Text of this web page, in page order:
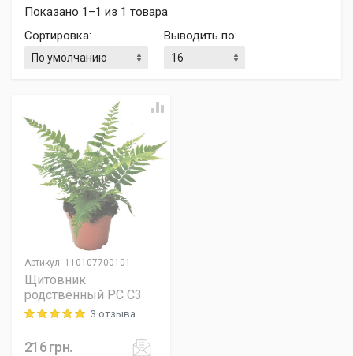
Показано 1–1 из 1 товара
Сортировка: Выводить по:
Артикул: 110107700101
Щитовник
родственный PC C3
Rating: 5 out of 53 отзыва
216грн.